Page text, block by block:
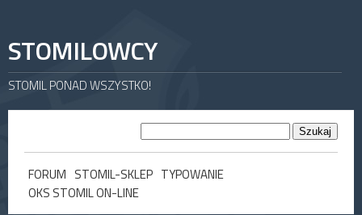
STOMILOWCY
STOMIL PONAD WSZYSTKO!
FORUM STOMIL-SKLEP TYPOWANIE
OKS STOMIL ON-LINE